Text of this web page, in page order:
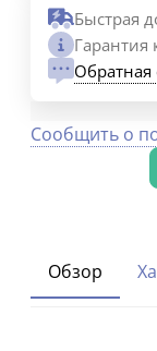
Быстрая
Гарантия
Обратная
Сообщить о
Обзор